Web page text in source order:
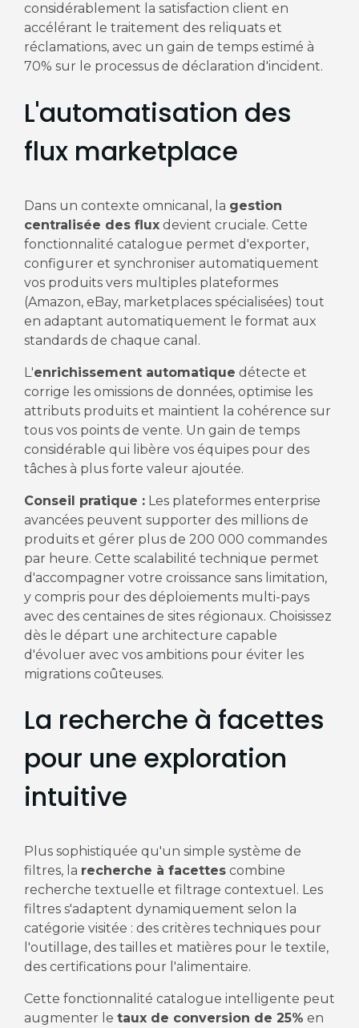
considérablement la satisfaction client en
accélérant le traitement des reliquats et
réclamations, avec un gain de temps estimé à
70% sur le processus de déclaration d'incident.
L'automatisation des
flux marketplace
Dans un contexte omnicanal, la gestion
centralisée des fluxdevient cruciale. Cette
fonctionnalité catalogue permet d'exporter,
configurer et synchroniser automatiquement
vos produits vers multiples plateformes
(Amazon, eBay, marketplaces spécialisées) tout
en adaptant automatiquement le format aux
standards de chaque canal.
L'enrichissement automatique détecte et
corrige les omissions de données, optimise les
attributs produits et maintient la cohérence sur
tous vos points de vente. Un gain de temps
considérable qui libère vos équipes pour des
tâches à plus forte valeur ajoutée.
Conseil pratique :Les plateformes enterprise
avancées peuvent supporter des millions de
produits et gérer plus de 200 000 commandes
par heure. Cette scalabilité technique permet
d'accompagner votre croissance sans limitation,
y compris pour des déploiements multi-pays
avec des centaines de sites régionaux. Choisissez
dès le départ une architecture capable
d'évoluer avec vos ambitions pour éviter les
migrations coûteuses.
La recherche à facettes
pour une exploration
intuitive
Plus sophistiquée qu'un simple système de
filtres, la recherche à facettescombine
recherche textuelle et filtrage contextuel. Les
filtres s'adaptent dynamiquement selon la
catégorie visitée : des critères techniques pour
l'outillage, des tailles et matières pour le textile,
des certifications pour l'alimentaire.
Cette fonctionnalité catalogue intelligente peut
augmenter le taux de conversion de 25% en